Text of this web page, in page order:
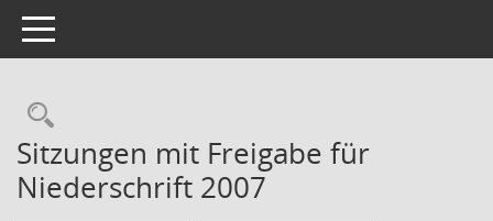
Toggle navigation
Rechercheauswahl
Sitzungen mit Freigabe für
Niederschrift 2007